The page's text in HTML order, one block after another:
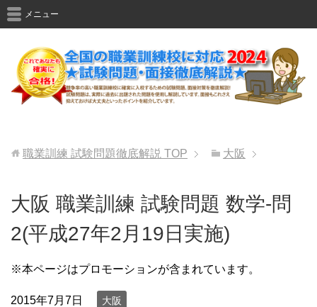
メニュー
職業訓練 試験問題徹底解説 TOP 大阪
大阪 職業訓練 試験問題 数学-問
2(平成27年2月19日実施)
※本ページはプロモーションが含まれています。
2015年7月7日 大阪